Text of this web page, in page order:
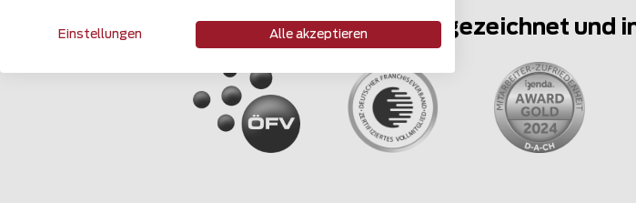
Mehrfach ausgezeichnet und
Einstellungen Alle akzeptieren